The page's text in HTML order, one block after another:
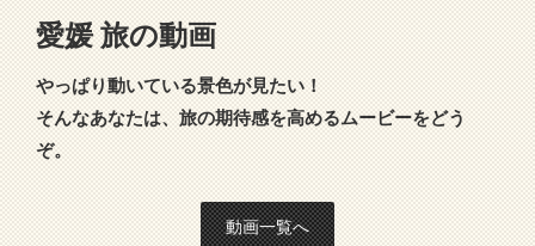
愛媛 旅の動画
やっぱり動いている景色が見たい！
そんなあなたは、旅の期待感を高めるムービーをどう
ぞ。
動画一覧へ